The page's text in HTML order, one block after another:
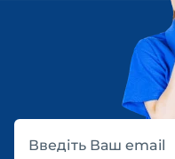
Введіть Ваш email